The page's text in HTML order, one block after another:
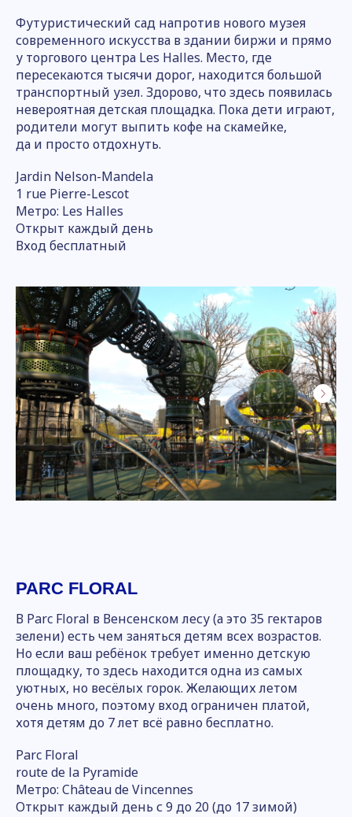
Футуристический сад напротив нового музея
современного искусства в здании биржи и прямо
у торгового центра Les Halles. Место, где
пересекаются тысячи дорог, находится большой
транспортный узел. Здорово, что здесь появилась
невероятная детская площадка. Пока дети играют,
родители могут выпить кофе на скамейке,
да и просто отдохнуть.
Jardin Nelson-Mandela
1 rue Pierre-Lescot
Метро: Les Halles
Открыт каждый день
Вход бесплатный
PARC FLORAL
В Parc Floral в Венсенском лесу (а это 35 гектаров
зелени) есть чем заняться детям всех возрастов.
Но если ваш ребёнок требует именно детскую
площадку, то здесь находится одна из самых
уютных, но весёлых горок. Желающих летом
очень много, поэтому вход ограничен платой,
хотя детям до 7 лет всё равно бесплатно.
Parc Floral
route de la Pyramide
Метро: Château de Vincennes
Открыт каждый день с 9 до 20 (до 17 зимой)